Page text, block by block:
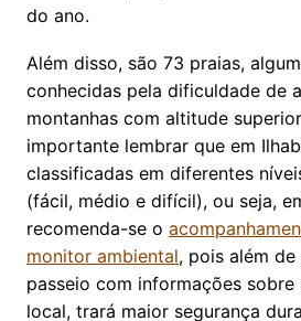
do ano.
Além disso, são 73 praias,
conhecidas pela dificuldade de
montanhas com altitude
importante lembrar que em
classificadas em diferentes
(fácil, médio e difícil), ou seja,
recomenda-se o
monitor ambiental, pois além
passeio com informações
local, trará maior segurança